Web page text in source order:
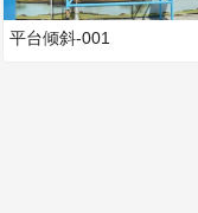
平台倾斜-001